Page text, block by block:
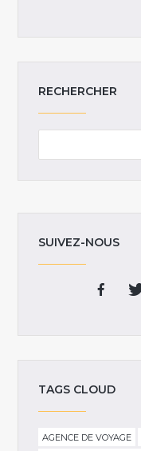
RECHERCHER
SUIVEZ-NOUS
TAGS CLOUD
AGENCE DE VOYAGE